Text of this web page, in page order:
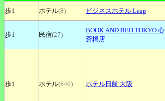
歩1 ホテル(8) ビジネスホテル Leap
歩1 民宿(27)
BOOK AND BED TOKYO 心
斎橋店
歩1 ホテル(640) ホテル日航 大阪